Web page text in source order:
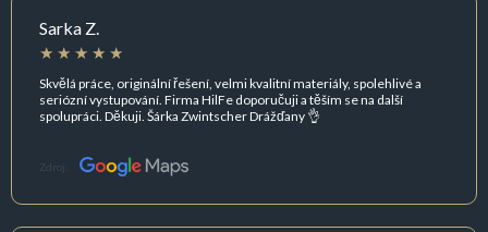
Sarka Z.
Skvělá práce, originální řešení, velmi kvalitní materiály, spolehlivé a
seriózní vystupování. Firma HilFe doporučuji a těším se na další
spolupráci. Děkuji. Šárka Zwintscher Drážďany 👌
Zdroj: